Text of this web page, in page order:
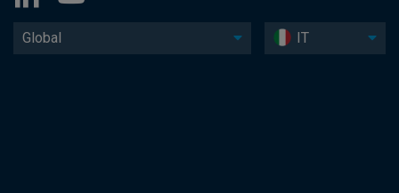
Global IT